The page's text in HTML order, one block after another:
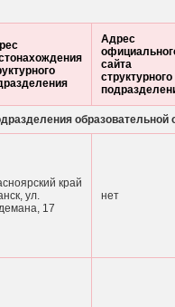
Адрес
сайта
структурного
образовательной
край
ул.
17
нет